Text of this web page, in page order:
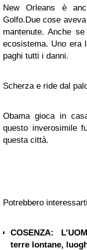
New Orleans è
Golfo.Due cose
mantenute. Anche
ecosistema. Uno era
paghi tutti i danni.
Scherza e ride dal
Obama gioca in
questo inverosimile
questa città.
Potrebbero
COSENZA:
terre lontane,